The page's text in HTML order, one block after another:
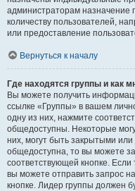
администраторам назначение
количеству пользователей,
или предоставление
Вернуться к началу
Где находятся группы и как
Вы можете получить
ссылке «Группы» в вашем
одну из них, нажмите
общедоступны. Некоторые
них, могут быть закрытыми
общедоступна, то вы можете
соответствующей кнопке. Если
вы можете отправить запрос
кнопке. Лидер группы должен